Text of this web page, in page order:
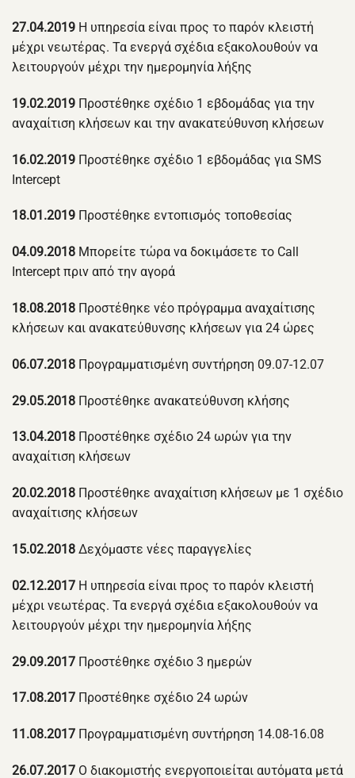
27.04.2019 Η υπηρεσία είναι προς το παρόν κλειστή
μέχρι νεωτέρας. Τα ενεργά σχέδια εξακολουθούν να
λειτουργούν μέχρι την ημερομηνία λήξης
19.02.2019 Προστέθηκε σχέδιο 1 εβδομάδας για την
αναχαίτιση κλήσεων και την ανακατεύθυνση κλήσεων
16.02.2019 Προστέθηκε σχέδιο 1 εβδομάδας για SMS
Intercept
18.01.2019 Προστέθηκε εντοπισμός τοποθεσίας
04.09.2018 Μπορείτε τώρα να δοκιμάσετε το Call
Intercept πριν από την αγορά
18.08.2018 Προστέθηκε νέο πρόγραμμα αναχαίτισης
κλήσεων και ανακατεύθυνσης κλήσεων για 24 ώρες
06.07.2018 Προγραμματισμένη συντήρηση 09.07-12.07
29.05.2018 Προστέθηκε ανακατεύθυνση κλήσης
13.04.2018 Προστέθηκε σχέδιο 24 ωρών για την
αναχαίτιση κλήσεων
20.02.2018 Προστέθηκε αναχαίτιση κλήσεων με 1 σχέδιο
αναχαίτισης κλήσεων
15.02.2018 Δεχόμαστε νέες παραγγελίες
02.12.2017 Η υπηρεσία είναι προς το παρόν κλειστή
μέχρι νεωτέρας. Τα ενεργά σχέδια εξακολουθούν να
λειτουργούν μέχρι την ημερομηνία λήξης
29.09.2017 Προστέθηκε σχέδιο 3 ημερών
17.08.2017 Προστέθηκε σχέδιο 24 ωρών
11.08.2017 Προγραμματισμένη συντήρηση 14.08-16.08
26.07.2017 Ο διακομιστής ενεργοποιείται αυτόματα μετά